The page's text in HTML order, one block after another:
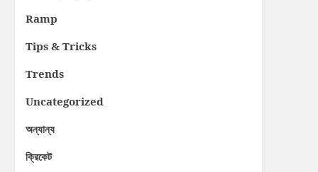
Ramp
Tips & Tricks
Trends
Uncategorized
অন্যান্য
ক্রিকেট